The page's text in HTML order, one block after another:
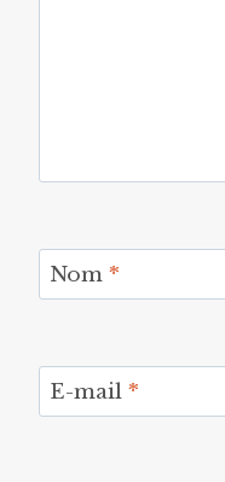
Nom *
E-mail *